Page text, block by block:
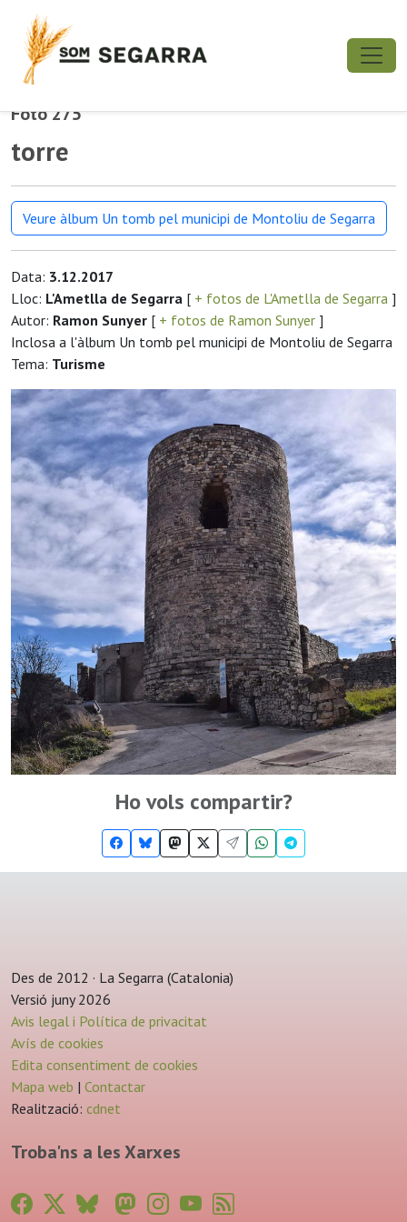
Foto 275
torre
Veure àlbum Un tomb pel municipi de Montoliu de Segarra
Data: 3.12.2017
Lloc: L'Ametlla de Segarra [ + fotos de L'Ametlla de Segarra ]
Autor: Ramon Sunyer [ + fotos de Ramon Sunyer ]
Inclosa a l'àlbum Un tomb pel municipi de Montoliu de Segarra
Tema: Turisme
Ho vols compartir?
Des de 2012 · La Segarra (Catalonia)
Versió juny 2026
Avis legal i Política de privacitat
Avís de cookies
Edita consentiment de cookies
Mapa web | Contactar
Realització: cdnet
Troba'ns a les Xarxes